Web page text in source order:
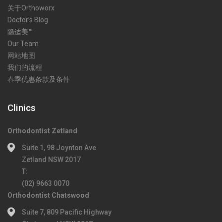
关于Orthoworx
Doctor’s Blog
隐适美™
Our Team
网站地图
我们的流程
春季优惠条款及条件
Clinics
Orthodontist Zetland
Suite 1, 98 Joynton Ave
Zetland NSW 2017
T:
(02) 9663 0070
Orthodontist Chatswood
Suite 7, 809 Pacific Highway